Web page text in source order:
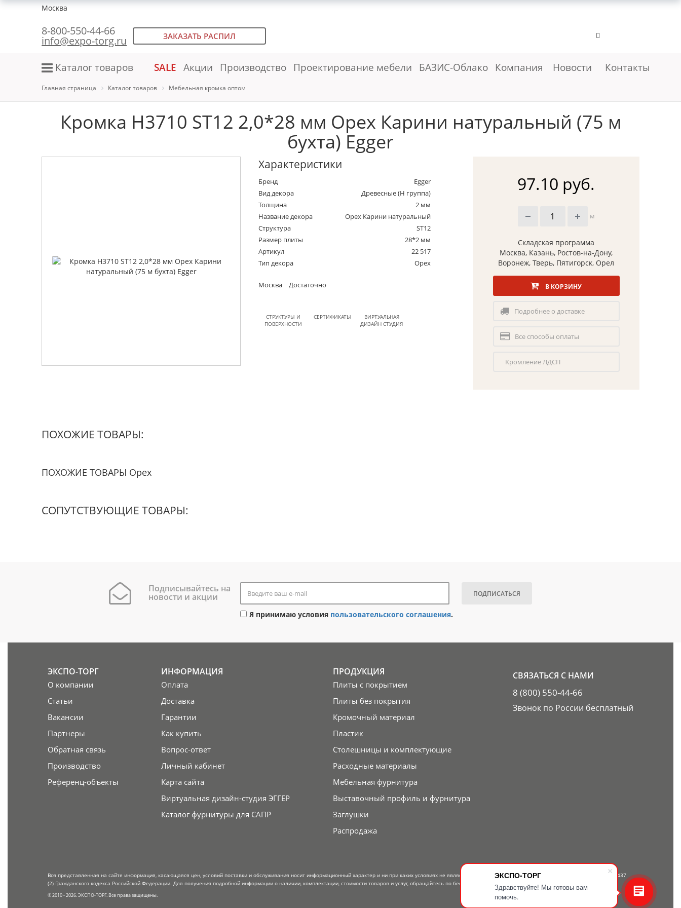
ЭКСПО-ТОРГ
Здравствуйте! Мы готовы вам
помочь.
Москва
8-800-550-44-66
info@expo-torg.ru ЗАКАЗАТЬ РАСПИЛ
Каталог товаров SALE Акции Производство Проектирование мебели БАЗИС-Облако Компания Новости Контакты
Главная страница Каталог товаров Мебельная кромка оптом
Кромка H3710 ST12 2,0*28 мм Орех Карини натуральный (75 м
бухта) Egger
Характеристики
Бренд
Egger
Вид декора
Древесные (Н группа)
Толщина
2 мм
Название декора
Орех Карини натуральный
Структура
ST12
Размер плиты
28*2 мм
Артикул
22 517
Тип декора
Орех
Москва Достаточно
СТРУКТУРЫ И
ПОВЕРХНОСТИ
СЕРТИФИКАТЫ
ВИРТУАЛЬНАЯ
ДИЗАЙН СТУДИЯ
97.10 руб.
м
Складская программа
Москва, Казань, Ростов-на-Дону,
Воронеж, Тверь, Пятигорск, Орел
В КОРЗИНУ
Подробнее о доставке
Все способы оплаты
Кромление ЛДСП
ПОХОЖИЕ ТОВАРЫ:
ПОХОЖИЕ ТОВАРЫ Орех
СОПУТСТВУЮЩИЕ ТОВАРЫ:
Подписывайтесь на
новости и акции ПОДПИСАТЬСЯ
Я принимаю условия пользовательского соглашения.
ЭКСПО-ТОРГ
О компании
Статьи
Вакансии
Партнеры
Обратная связь
Производство
Референц-объекты
ИНФОРМАЦИЯ
Оплата
Доставка
Гарантии
Как купить
Вопрос-ответ
Личный кабинет
Карта сайта
Виртуальная дизайн-студия ЭГГЕР
Каталог фурнитуры для САПР
ПРОДУКЦИЯ
Плиты с покрытием
Плиты без покрытия
Кромочный материал
Пластик
Столешницы и комплектующие
Расходные материалы
Мебельная фурнитура
Выставочный профиль и фурнитура
Заглушки
Распродажа
СВЯЗАТЬСЯ С НАМИ
8 (800) 550-44-66
Звонок по России бесплатный
Вся представленная на сайте информация, касающаяся цен, условий поставки и обслуживания носит информационный характер и ни при каких условиях не является публичной офертой, определяемой положениями Статьи 437
(2) Гражданского кодекса Российской Федерации. Для получения подробной информации о наличии, комплектации, стоимости товаров и услуг, обращайтесь по бесплатному телефону — 8-800-550-44-66.
© 2010 - 2026. ЭКСПО-ТОРГ. Все права защищены.